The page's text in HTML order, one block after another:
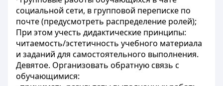
социальной сети, в групповой переписке по
почте (предусмотреть распределение ролей);
При этом учесть дидактические принципы:
читаемость/эстетичность учебного материала
и заданий для самостоятельного выполнения.
Девятое. Организовать обратную связь с
обучающимися: